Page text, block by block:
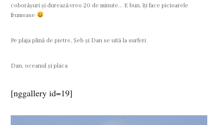
coborâşuri şi durează vreo 20 de minute... E bun, îţi face picioarele
frumoase
Pe plaja plină de pietre, Seb şi Dan se uită la surferi
Dan, oceanul şi placa
[nggallery id=19]